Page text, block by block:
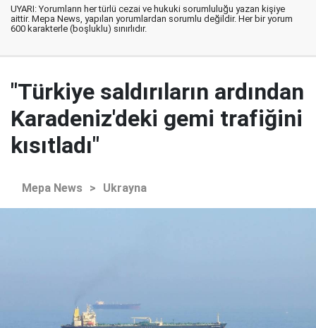
UYARI: Yorumların her türlü cezai ve hukuki sorumluluğu yazan kişiye
aittir. Mepa News, yapılan yorumlardan sorumlu değildir. Her bir yorum
600 karakterle (boşluklu) sınırlıdır.
"Türkiye saldırıların ardından
Karadeniz'deki gemi trafiğini
kısıtladı"
Mepa News > Ukrayna